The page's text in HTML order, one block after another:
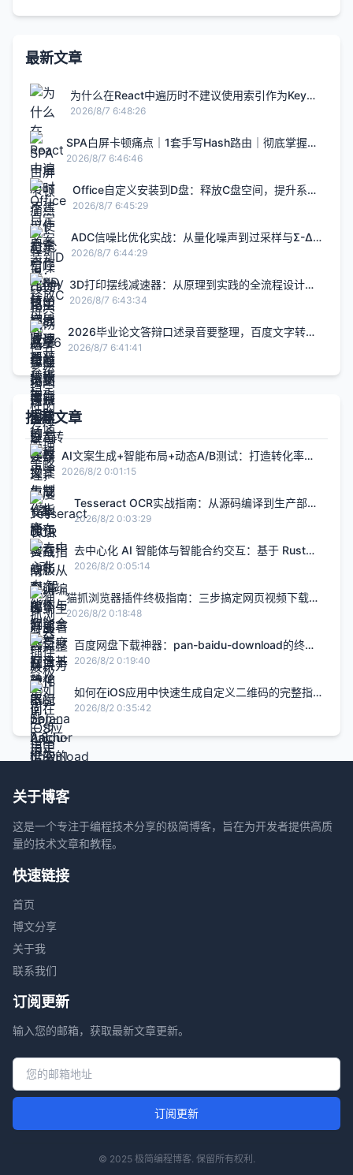
最新文章
为什么在React中遍历时不建议使用索引作为Key
值：底层原理与避坑指南
2026/8/7 6:48:26
SPA白屏卡顿痛点｜1套手写Hash路由｜彻底掌握前
端路由底层原理
2026/8/7 6:46:46
Office自定义安装到D盘：释放C盘空间，提升系统
稳定性的存储管理策略
2026/8/7 6:45:29
ADC信噪比优化实战：从量化噪声到过采样与Σ-Δ
转换器
2026/8/7 6:44:29
3D打印摆线减速器：从原理到实践的全流程设计与
制作指南
2026/8/7 6:43:34
2026毕业论文答辩口述录音要整理，百度文字转语
音在线版实测哪个好用
2026/8/7 6:41:41
推荐文章
AI文案生成+智能布局+动态A/B测试：打造转化率提
升2.8倍的H5智能设计闭环，限免内测通道今日关闭
2026/8/2 0:01:15
Tesseract OCR实战指南：从源码编译到生产部署
的完整解决方案
2026/8/2 0:03:29
去中心化 AI 智能体与智能合约交互：基于 Rust
Solana Anchor 框架的链上 Agent 实战
2026/8/2 0:05:14
猫抓浏览器插件终极指南：三步搞定网页视频下载的
完整解决方案
2026/8/2 0:18:48
百度网盘下载神器：pan-baidu-download的终极
实战指南
2026/8/2 0:19:40
如何在iOS应用中快速生成自定义二维码的完整指
南
2026/8/2 0:35:42
关于博客
这是一个专注于编程技术分享的极简博客，旨在为开发者提供高质
量的技术文章和教程。
快速链接
首页
博文分享
关于我
联系我们
订阅更新
输入您的邮箱，获取最新文章更新。
邮箱地址
订阅更新
© 2025 极简编程博客. 保留所有权利.